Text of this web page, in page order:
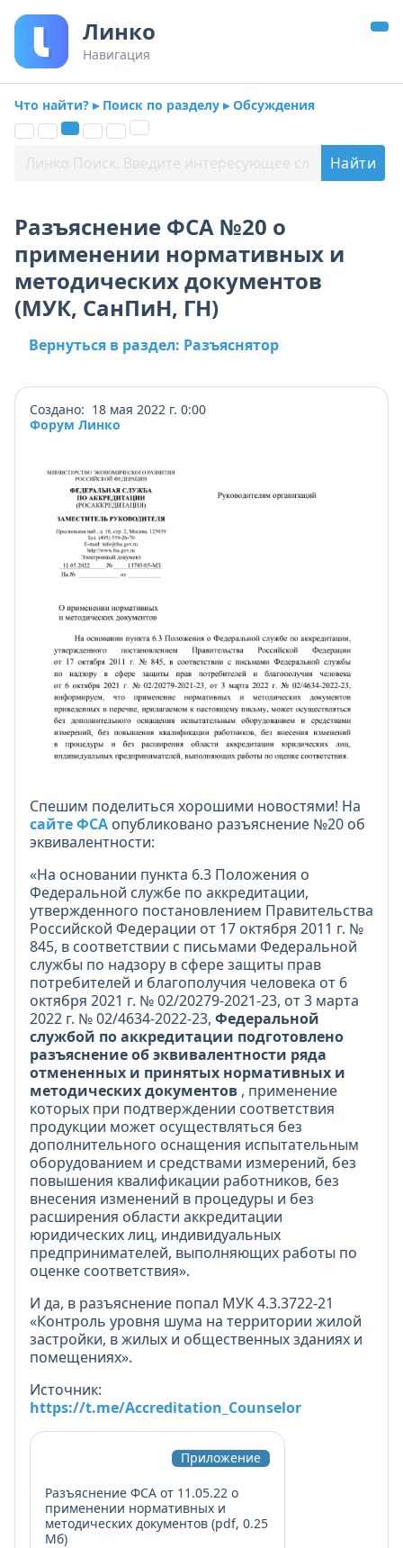
Линко
Навигация
Что найти? ▸ Поиск по разделу ▸ Обсуждения
Разъяснение ФСА №20 о
применении нормативных и
методических документов
(МУК, СанПиН, ГН)
Вернуться в раздел: Разъяснятор
Создано: 18 мая 2022 г. 0:00
Форум Линко
Спешим поделиться хорошими новостями! На
сайте ФСА опубликовано разъяснение №20 об
эквивалентности:
«На основании пункта 6.3 Положения о
Федеральной службе по аккредитации,
утвержденного постановлением Правительства
Российской Федерации от 17 октября 2011 г. №
845, в соответствии с письмами Федеральной
службы по надзору в сфере защиты прав
потребителей и благополучия человека от 6
октября 2021 г. № 02/20279-2021-23, от 3 марта
2022 г. № 02/4634-2022-23, Федеральной
службой по аккредитации подготовлено
разъяснение об эквивалентности ряда
отмененных и принятых нормативных и
методических документов , применение
которых при подтверждении соответствия
продукции может осуществляться без
дополнительного оснащения испытательным
оборудованием и средствами измерений, без
повышения квалификации работников, без
внесения изменений в процедуры и без
расширения области аккредитации
юридических лиц, индивидуальных
предпринимателей, выполняющих работы по
оценке соответствия».
И да, в разъяснение попал МУК 4.3.3722-21
«Контроль уровня шума на территории жилой
застройки, в жилых и общественных зданиях и
помещениях».
Источник:
https://t.me/Accreditation_Counselor
Приложение
Разъяснение ФСА от 11.05.22 о
применении нормативных и
методических документов (pdf, 0.25
Мб)